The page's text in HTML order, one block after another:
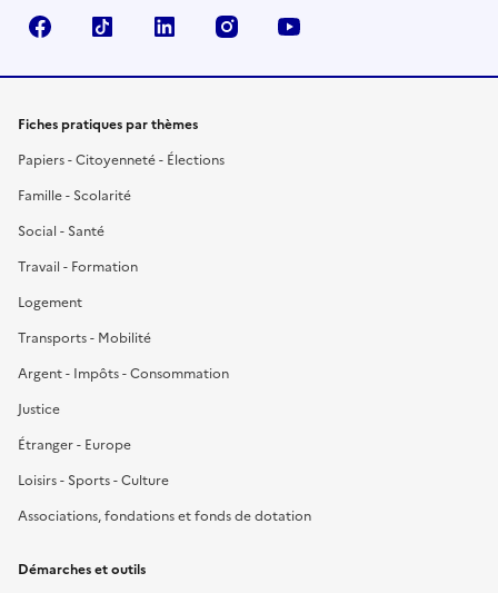
FacebookTikTok LinkedIn Instagram
Fiches pratiques par thèmes
Papiers - Citoyenneté - Élections
Famille - Scolarité
Social - Santé
Travail - Formation
Logement
Transports - Mobilité
Argent - Impôts - Consommation
Justice
Étranger - Europe
Loisirs - Sports - Culture
Associations, fondations et fonds de dotation
Démarches et outils